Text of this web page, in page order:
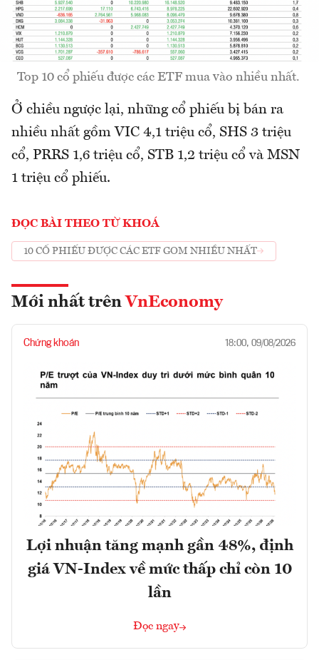
Top 10 cổ phiếu được các ETF mua vào nhiều nhất.
Ở chiều ngược lại, những cổ phiếu bị bán ra
nhiều nhất gồm VIC 4,1 triệu cổ, SHS 3 triệu
cổ, PRRS 1,6 triệu cổ, STB 1,2 triệu cổ và MSN
1 triệu cổ phiếu.
ĐỌC BÀI THEO TỪ KHOÁ
10 CỔ PHIẾU ĐƯỢC CÁC ETF GOM NHIỀU NHẤT
Mới nhất trên VnEconomy
Chứng khoán 18:00, 09/08/2026
Lợi nhuận tăng mạnh gần 48%, định
giá VN-Index về mức thấp chỉ còn 10
lần
Đọc ngay